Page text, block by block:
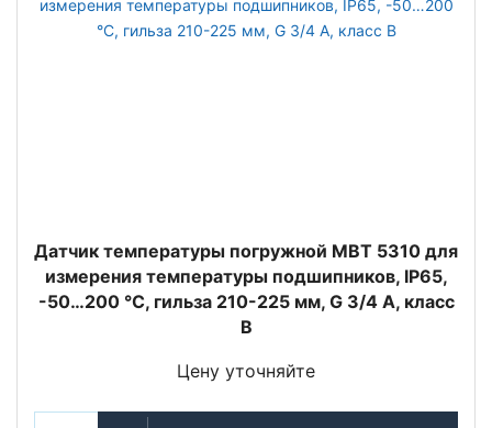
Датчик температуры погружной MBT 5310 для
измерения температуры подшипников, IP65,
-50…200 °C, гильза 210-225 мм, G 3/4 A, класс
B
Цену уточняйте